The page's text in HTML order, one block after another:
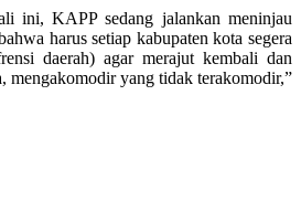
ini, KAPP sedang jalankan meninjau
harus setiap kabupaten kota segera
daerah) agar merajut kembali dan
mengakomodir yang tidak terakomodir,”